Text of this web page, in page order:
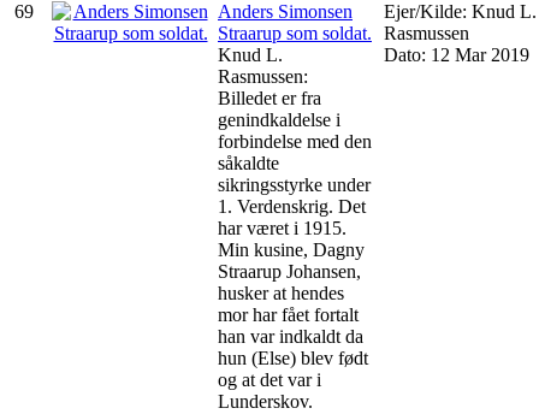
69
Anders Simonsen
Straarup som soldat.
Knud L.
Rasmussen:
Billedet er fra
genindkaldelse i
forbindelse med den
såkaldte
sikringsstyrke under
1. Verdenskrig. Det
har været i 1915.
Min kusine, Dagny
Straarup Johansen,
husker at hendes
mor har fået fortalt
han var indkaldt da
hun (Else) blev født
og at det var i
Lunderskov.
Ejer/Kilde: Knud L.
Rasmussen
Dato: 12 Mar 2019